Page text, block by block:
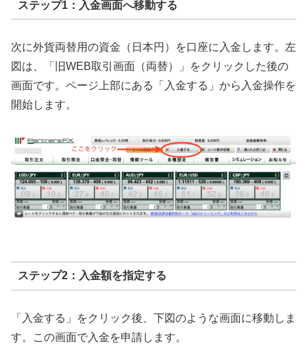
ステップ1：入金画面へ移動する
次に外貨両替用の資金（日本円）を口座に入金します。左
図は、「旧WEB取引画面（両替）」をクリックした後の
画面です。ページ上部にある「入金する」から入金操作を
開始します。
ステップ2：入金額を指定する
「入金する」をクリック後、下図のような画面に移動しま
す。この画面で入金を申請します。